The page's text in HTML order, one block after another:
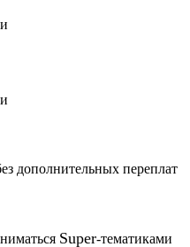
дополнительных переплат
Super-тематиками